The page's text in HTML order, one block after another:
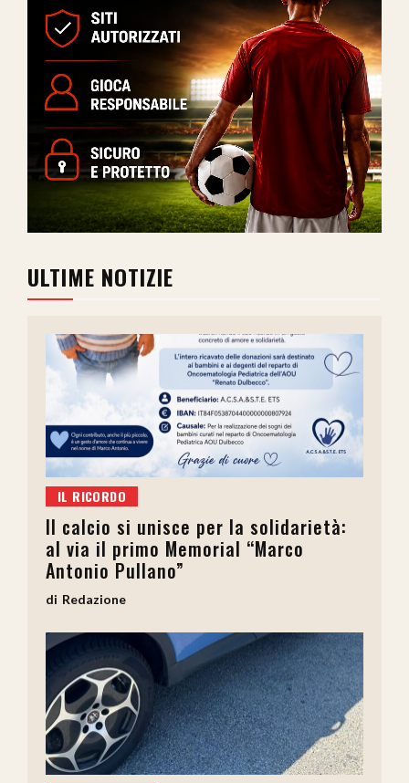
ULTIME NOTIZIE
IL RICORDO
Il calcio si unisce per la solidarietà:
al via il primo Memorial “Marco
Antonio Pullano”
Redazione